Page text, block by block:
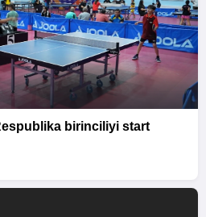
birinciliyi start